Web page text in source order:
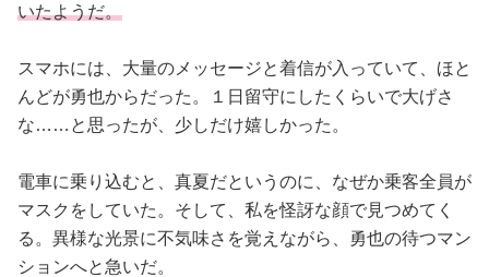
いたようだ。
スマホには、大量のメッセージと着信が入っていて、ほと
んどが勇也からだった。１日留守にしたくらいで大げさ
な……と思ったが、少しだけ嬉しかった。
電車に乗り込むと、真夏だというのに、なぜか乗客全員が
マスクをしていた。そして、私を怪訝な顔で見つめてく
る。異様な光景に不気味さを覚えながら、勇也の待つマン
ションへと急いだ。